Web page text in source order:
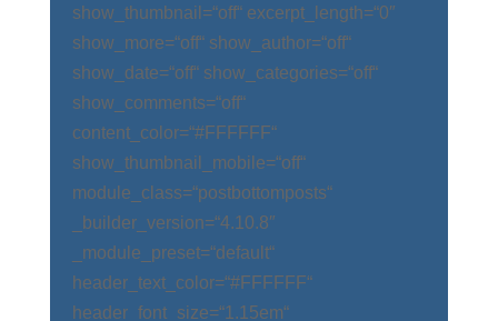
show_thumbnail=“off“ excerpt_length=“0″
show_more=“off“ show_author=“off“
show_date=“off“ show_categories=“off“
show_comments=“off“
content_color=“#FFFFFF“
show_thumbnail_mobile=“off“
module_class=“postbottomposts“
_builder_version=“4.10.8″
_module_preset=“default“
header_text_color=“#FFFFFF“
header_font_size=“1.15em“